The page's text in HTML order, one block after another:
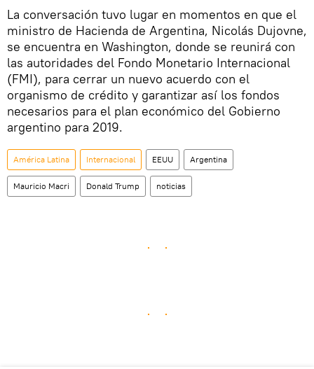
La conversación tuvo lugar en momentos en que el
ministro de Hacienda de Argentina, Nicolás Dujovne,
se encuentra en Washington, donde se reunirá con
las autoridades del Fondo Monetario Internacional
(FMI), para cerrar un nuevo acuerdo con el
organismo de crédito y garantizar así los fondos
necesarios para el plan económico del Gobierno
argentino para 2019.
América Latina Internacional EEUU Argentina
Mauricio Macri Donald Trump noticias